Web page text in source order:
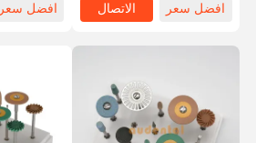
افضل سعر
افضل سعر
الاتصال